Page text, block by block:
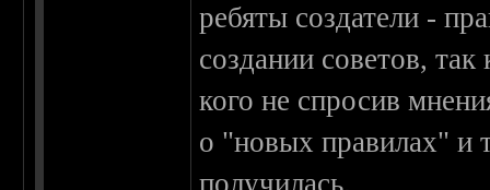
ребяты создатели -
создании советов,
кого не спросив
о "новых правилах" и